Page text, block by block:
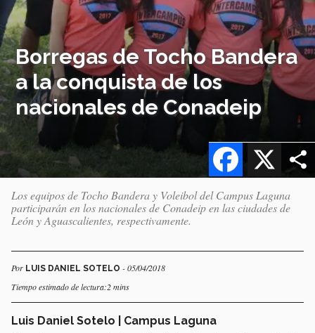
Borregas de Tocho Bandera
a la conquista de los
nacionales de Conadeip
X
Facebook
Los equipos de Tocho Bandera y Voleibol del Campus Laguna
participarán en los nacionales de Conadeip en las ciudades de
León y Aguascalientes, respectivamente.
Por LUIS DANIEL SOTELO - 05/04/2018
Tiempo estimado de lectura:2 mins
Luis Daniel Sotelo | Campus Laguna